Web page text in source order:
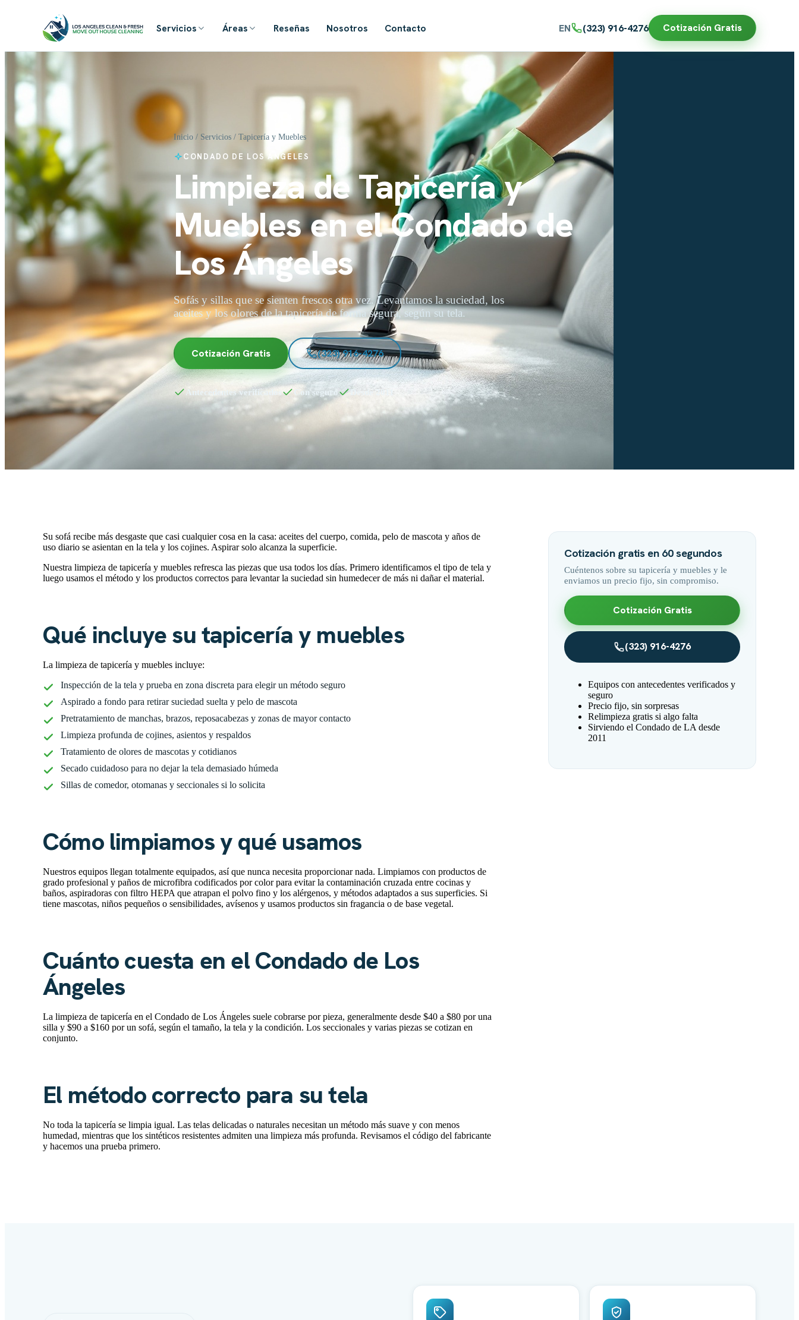
Servicios Áreas Reseñas Nosotros Contacto EN (323) 916-4276 Cotización Gratis
Inicio / Servicios / Tapicería y Muebles
CONDADO DE LOS ÁNGELES
Limpieza de Tapicería y
Muebles en el Condado de
Los Ángeles
Sofás y sillas que se sienten frescos otra vez. Levantamos la suciedad, los
aceites y los olores de la tapicería de forma segura, según su tela.
Cotización Gratis (323) 916-4276
Antecedentes verificados Con seguro Desde 2011
Su sofá recibe más desgaste que casi cualquier cosa en la casa: aceites del cuerpo, comida, pelo de mascota y años de
uso diario se asientan en la tela y los cojines. Aspirar solo alcanza la superficie.
Nuestra limpieza de tapicería y muebles refresca las piezas que usa todos los días. Primero identificamos el tipo de tela y
luego usamos el método y los productos correctos para levantar la suciedad sin humedecer de más ni dañar el material.
Qué incluye su tapicería y muebles
La limpieza de tapicería y muebles incluye:
Inspección de la tela y prueba en zona discreta para elegir un método seguro
Aspirado a fondo para retirar suciedad suelta y pelo de mascota
Pretratamiento de manchas, brazos, reposacabezas y zonas de mayor contacto
Limpieza profunda de cojines, asientos y respaldos
Tratamiento de olores de mascotas y cotidianos
Secado cuidadoso para no dejar la tela demasiado húmeda
Sillas de comedor, otomanas y seccionales si lo solicita
Cómo limpiamos y qué usamos
Nuestros equipos llegan totalmente equipados, así que nunca necesita proporcionar nada. Limpiamos con productos de
grado profesional y paños de microfibra codificados por color para evitar la contaminación cruzada entre cocinas y
baños, aspiradoras con filtro HEPA que atrapan el polvo fino y los alérgenos, y métodos adaptados a sus superficies. Si
tiene mascotas, niños pequeños o sensibilidades, avísenos y usamos productos sin fragancia o de base vegetal.
Cuánto cuesta en el Condado de Los
Ángeles
La limpieza de tapicería en el Condado de Los Ángeles suele cobrarse por pieza, generalmente desde $40 a $80 por una
silla y $90 a $160 por un sofá, según el tamaño, la tela y la condición. Los seccionales y varias piezas se cotizan en
conjunto.
El método correcto para su tela
No toda la tapicería se limpia igual. Las telas delicadas o naturales necesitan un método más suave y con menos
humedad, mientras que los sintéticos resistentes admiten una limpieza más profunda. Revisamos el código del fabricante
y hacemos una prueba primero.
Cotización gratis en 60 segundos
Cuéntenos sobre su tapicería y muebles y le
enviamos un precio fijo, sin compromiso.
Cotización Gratis
(323) 916-4276
Equipos con antecedentes verificados y
seguro
Precio fijo, sin sorpresas
Relimpieza gratis si algo falta
Sirviendo el Condado de LA desde
2011